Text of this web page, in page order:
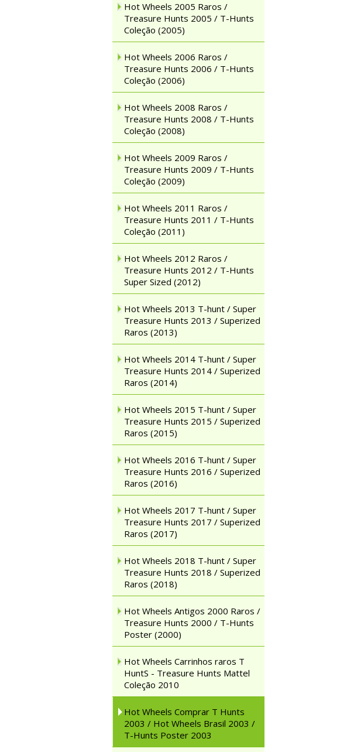
Hot Wheels 2005 Raros /
Treasure Hunts 2005 / T-Hunts
Coleção (2005)
Hot Wheels 2006 Raros /
Treasure Hunts 2006 / T-Hunts
Coleção (2006)
Hot Wheels 2008 Raros /
Treasure Hunts 2008 / T-Hunts
Coleção (2008)
Hot Wheels 2009 Raros /
Treasure Hunts 2009 / T-Hunts
Coleção (2009)
Hot Wheels 2011 Raros /
Treasure Hunts 2011 / T-Hunts
Coleção (2011)
Hot Wheels 2012 Raros /
Treasure Hunts 2012 / T-Hunts
Super Sized (2012)
Hot Wheels 2013 T-hunt / Super
Treasure Hunts 2013 / Superized
Raros (2013)
Hot Wheels 2014 T-hunt / Super
Treasure Hunts 2014 / Superized
Raros (2014)
Hot Wheels 2015 T-hunt / Super
Treasure Hunts 2015 / Superized
Raros (2015)
Hot Wheels 2016 T-hunt / Super
Treasure Hunts 2016 / Superized
Raros (2016)
Hot Wheels 2017 T-hunt / Super
Treasure Hunts 2017 / Superized
Raros (2017)
Hot Wheels 2018 T-hunt / Super
Treasure Hunts 2018 / Superized
Raros (2018)
Hot Wheels Antigos 2000 Raros /
Treasure Hunts 2000 / T-Hunts
Poster (2000)
Hot Wheels Carrinhos raros T
HuntS - Treasure Hunts Mattel
Coleção 2010
Hot Wheels Comprar T Hunts
2003 / Hot Wheels Brasil 2003 /
T-Hunts Poster 2003